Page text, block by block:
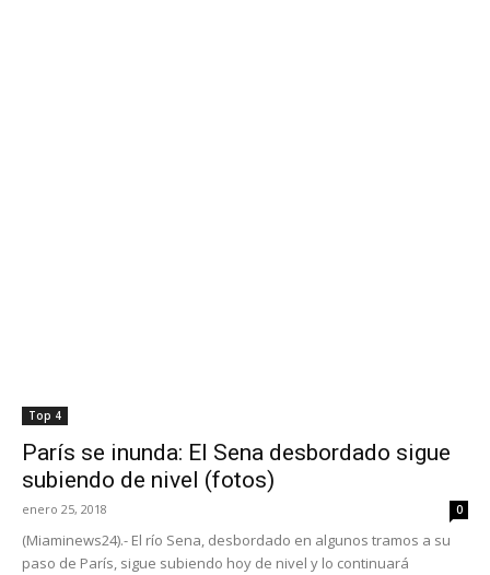
Top 4
París se inunda: El Sena desbordado sigue
subiendo de nivel (fotos)
enero 25, 2018 0
(Miaminews24).- El río Sena, desbordado en algunos tramos a su
paso de París, sigue subiendo hoy de nivel y lo continuará